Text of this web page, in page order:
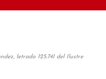
letrado 125.741 del Ilustre